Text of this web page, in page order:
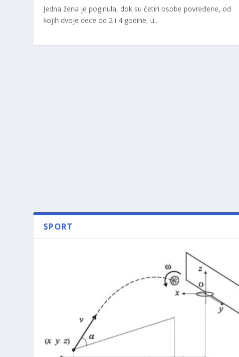
Jedna žena je poginula, dok su četiri osobe povređene, od
kojih dvoje dece od 2 i 4 godine, u...
SPORT